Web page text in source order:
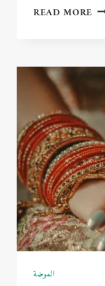
READ MORE
الموضة